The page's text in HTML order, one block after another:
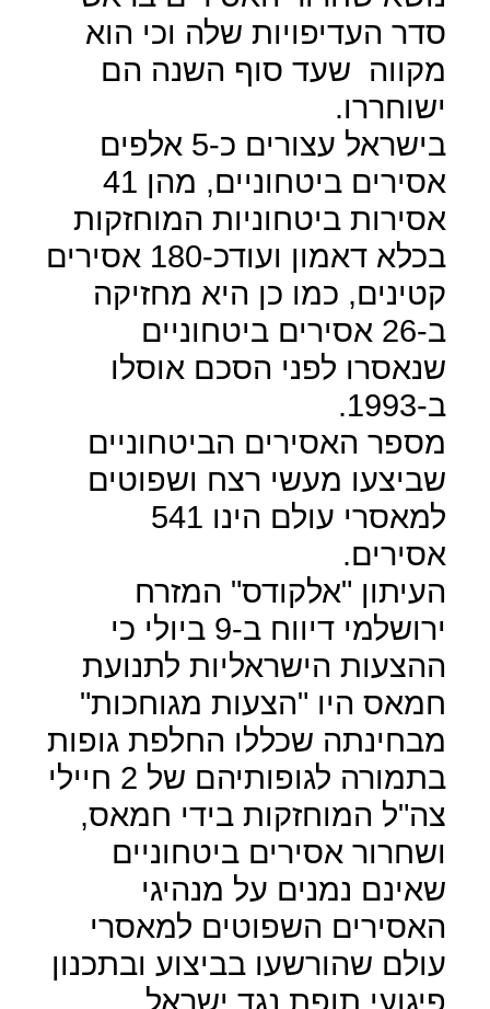
סדר העדיפויות שלה וכי הוא
מקווה שעד סוף השנה הם
ישוחררו.
בישראל עצורים כ-5 אלפים
אסירים ביטחוניים, מהן 41
אסירות ביטחוניות המוחזקות
בכלא דאמון ועודכ-180 אסירים
קטינים, כמו כן היא מחזיקה
ב-26 אסירים ביטחוניים
שנאסרו לפני הסכם אוסלו
ב-1993.
מספר האסירים הביטחוניים
שביצעו מעשי רצח ושפוטים
למאסרי עולם הינו 541
אסירים.
העיתון "אלקודס" המזרח
ירושלמי דיווח ב-9 ביולי כי
ההצעות הישראליות לתנועת
חמאס היו "הצעות מגוחכות"
מבחינתה שכללו החלפת גופות
בתמורה לגופותיהם של 2 חיילי
צה"ל המוחזקות בידי חמאס,
ושחרור אסירים ביטחוניים
שאינם נמנים על מנהיגי
האסירים השפוטים למאסרי
עולם שהורשעו בביצוע ובתכנון
פיגועי תופת נגד ישראל.